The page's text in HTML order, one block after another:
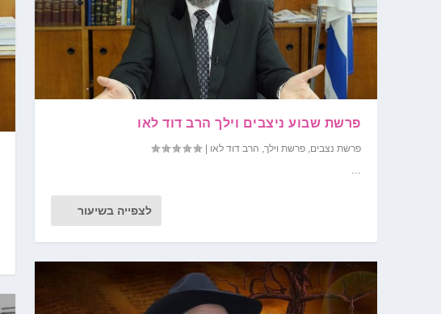
פרשת שבוע ניצבים וילך הרב דוד לאו
פרשת נצבים,פרשת וילך, הרב דוד לאו |
לצפייה בשיעור